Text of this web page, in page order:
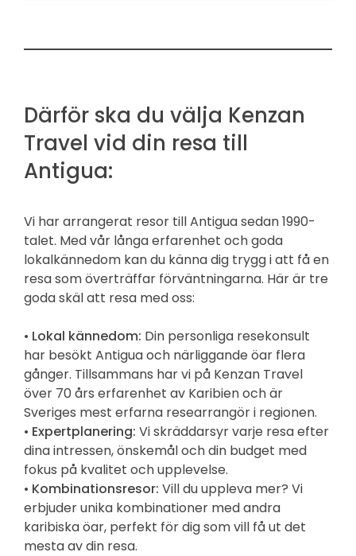
Därför ska du välja Kenzan
Travel vid din resa till
Antigua:
Vi har arrangerat resor till Antigua sedan 1990-
talet. Med vår långa erfarenhet och goda
lokalkännedom kan du känna dig trygg i att få en
resa som överträffar förväntningarna. Här är tre
goda skäl att resa med oss:
• Lokal kännedom: Din personliga resekonsult
har besökt Antigua och närliggande öar flera
gånger. Tillsammans har vi på Kenzan Travel
över 70 års erfarenhet av Karibien och är
Sveriges mest erfarna researrangör i regionen.
• Expertplanering: Vi skräddarsyr varje resa efter
dina intressen, önskemål och din budget med
fokus på kvalitet och upplevelse.
• Kombinationsresor: Vill du uppleva mer? Vi
erbjuder unika kombinationer med andra
karibiska öar, perfekt för dig som vill få ut det
mesta av din resa.